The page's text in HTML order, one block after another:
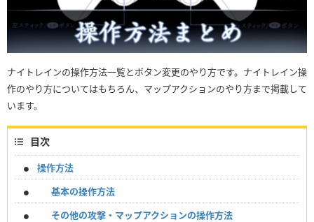
ナイトレインの操作方法一覧とボタン変更のやり方です。ナイトレイン操
作のやり方についてはもちろん、マップアクションのやり方まで掲載して
います。
目次
操作方法
基本の操作方法
その他の攻撃・マップアクションの操作方法